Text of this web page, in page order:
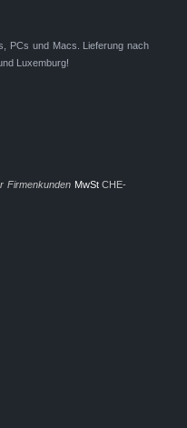
PCs und Macs. Lieferung nach
Luxemburg!
Firmenkunden MwStCHE-